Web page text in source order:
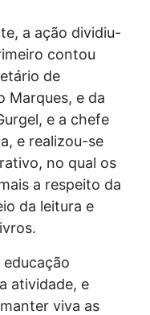
a ação dividiu-
contou
de
Marques, e da
e a chefe
e realizou-se
no qual os
a respeito da
da leitura e
atividade, e
viva as